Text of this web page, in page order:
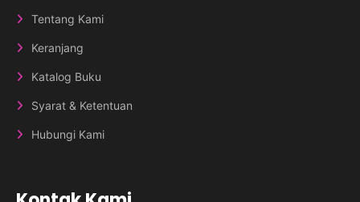
Tentang Kami
Keranjang
Katalog Buku
Syarat & Ketentuan
Hubungi Kami